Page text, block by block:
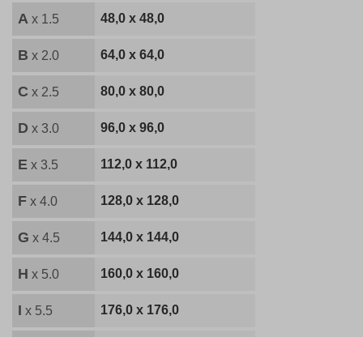
A x 1.5 48,0 x 48,0
B x 2.0 64,0 x 64,0
C x 2.5 80,0 x 80,0
D x 3.0 96,0 x 96,0
E x 3.5 112,0 x 112,0
F x 4.0 128,0 x 128,0
G x 4.5 144,0 x 144,0
H x 5.0 160,0 x 160,0
I x 5.5 176,0 x 176,0